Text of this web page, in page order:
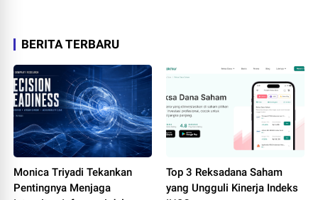
BERITA TERBARU
Monica Triyadi Tekankan
Pentingnya Menjaga
Top 3 Reksadana Saham
yang Ungguli Kinerja Indeks